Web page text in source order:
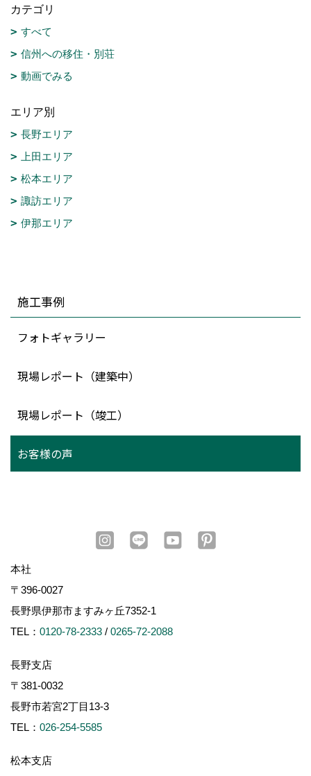
カテゴリ
すべて
信州への移住・別荘
動画でみる
エリア別
長野エリア
上田エリア
松本エリア
諏訪エリア
伊那エリア
施工事例
フォトギャラリー
現場レポート（建築中）
現場レポート（竣工）
お客様の声
本社
〒396-0027
長野県伊那市ますみヶ丘7352-1
TEL： 0120-78-2333 / 0265-72-2088
長野支店
〒381-0032
長野市若宮2丁目13-3
TEL： 026-254-5585
松本支店